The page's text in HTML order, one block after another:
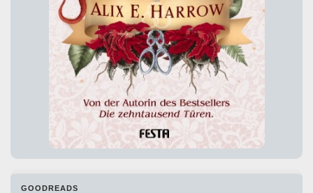
GOODREADS